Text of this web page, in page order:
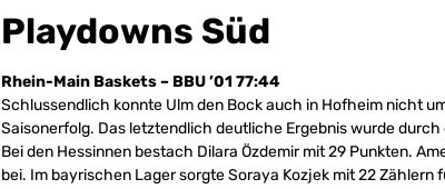
Playdowns Süd
Rhein-Main Baskets – BBU ’01 77:44
Schlussendlich konnte Ulm den Bock auch in Hofheim nicht
Saisonerfolg. Das letztendlich deutliche Ergebnis wurde
Bei den Hessinnen bestach Dilara Özdemir mit 29 Punkten.
bei. Im bayrischen Lager sorgte Soraya Kozjek mit 22 Zählern